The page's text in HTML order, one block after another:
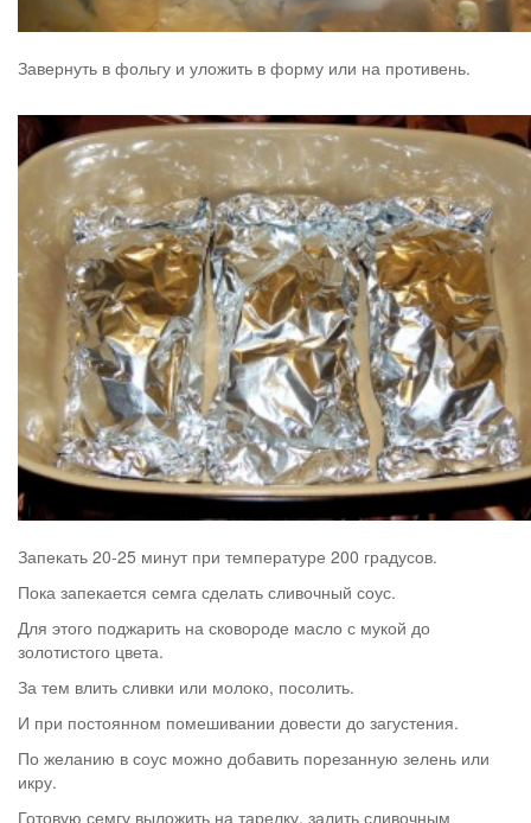
Завернуть в фольгу и уложить в форму или на противень.
Запекать 20-25 минут при температуре 200 градусов.
Пока запекается семга сделать сливочный соус.
Для этого поджарить на сковороде масло с мукой до
золотистого цвета.
За тем влить сливки или молоко, посолить.
И при постоянном помешивании довести до загустения.
По желанию в соус можно добавить порезанную зелень или
икру.
Готовую семгу выложить на тарелку, залить сливочным